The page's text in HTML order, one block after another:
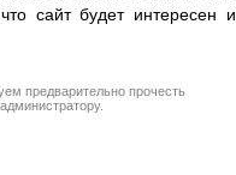
сайт будет интересен и
предварительно прочесть